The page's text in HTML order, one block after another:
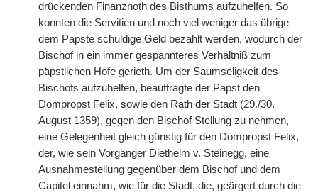
drückenden Finanznoth des Bisthums aufzuhelfen. So
konnten die Servitien und noch viel weniger das übrige
dem Papste schuldige Geld bezahlt werden, wodurch der
Bischof in ein immer gespannteres Verhältniß zum
päpstlichen Hofe gerieth. Um der Saumseligkeit des
Bischofs aufzuhelfen, beauftragte der Papst den
Dompropst Felix, sowie den Rath der Stadt (29./30.
August 1359), gegen den Bischof Stellung zu nehmen,
eine Gelegenheit gleich günstig für den Dompropst Felix,
der, wie sein Vorgänger Diethelm v. Steinegg, eine
Ausnahmestellung gegenüber dem Bischof und dem
Capitel einnahm, wie für die Stadt, die, geärgert durch die